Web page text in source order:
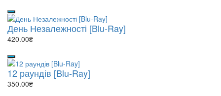
День Незалежності [Blu-Ray]
420.00₴
12 раундів [Blu-Ray]
350.00₴